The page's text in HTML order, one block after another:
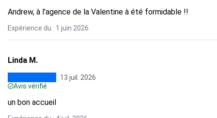
Andrew, à l'agence de la Valentine à été formidable !!
Expérience du : 1 juin 2026
Linda M.
13 juil. 2026
Avis vérifié
un bon accueil